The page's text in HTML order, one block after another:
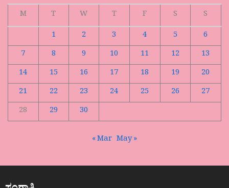
M
T W T F S
S
1
2 3 4 5
6
7
8 9 10 11 12
13
14
15 16 17 18 19
20
21
22 23 24 25 26
27
28
29 30
« Mar May »